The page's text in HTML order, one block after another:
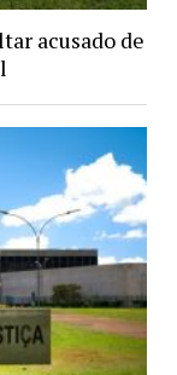
acusado de